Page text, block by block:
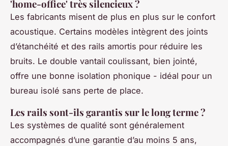
'home-office' très silencieux ?
Les fabricants misent de plus en plus sur le confort
acoustique. Certains modèles intègrent des joints
d’étanchéité et des rails amortis pour réduire les
bruits. Le double vantail coulissant, bien jointé,
offre une bonne isolation phonique - idéal pour un
bureau isolé sans perte de place.
Les rails sont-ils garantis sur le long terme ?
Les systèmes de qualité sont généralement
accompagnés d’une garantie d’au moins 5 ans,